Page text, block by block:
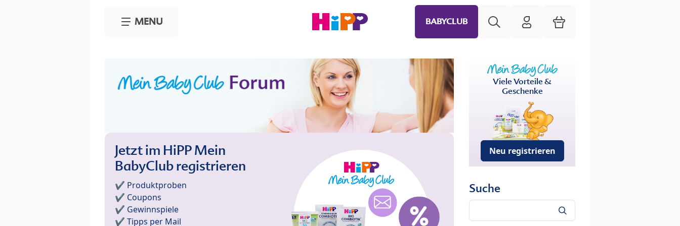
MENU BABYCLUB HiPP Mein Babyclub
Warenkorb
Jetzt im HiPP Mein
BabyClub registrieren
✔️ Produktproben
✔️ Coupons
✔️ Gewinnspiele
✔️ Tipps per Mail
Viele Vorteile &
Geschenke
Neu registrieren
Suche